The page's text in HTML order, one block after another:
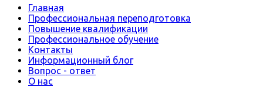
Главная
Профессиональная переподготовка
Повышение квалификации
Профессиональное обучение
Контакты
Информационный блог
Вопрос - ответ
О нас